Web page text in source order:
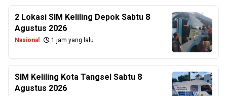
2 Lokasi SIM Keliling Depok Sabtu 8
Agustus 2026
Nasional 1 jam yang lalu
SIM Keliling Kota Tangsel Sabtu 8
Agustus 2026